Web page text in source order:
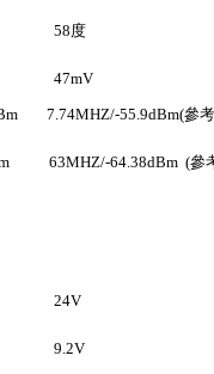
58度
47mV
7.74MHZ/-55.9dBm(參考
63MHZ/-64.38dBm (參
24V
9.2V